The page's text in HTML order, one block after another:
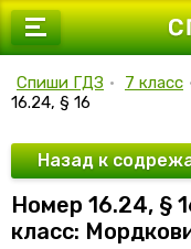
7 класс
9 класс
10 класс
11 класс
Спиши ГДЗ • 7 класс
16.24, § 16
Назад к
Номер 16.24, §
класс: